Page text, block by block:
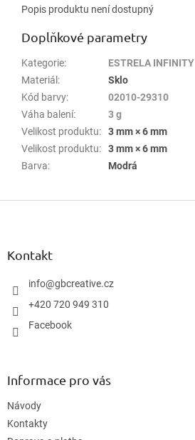
Popis produktu není dostupný
Doplňkové parametry
Kategorie:
ESTRELA INFINITY
Materiál :
Sklo
Kód barvy:
02010-29310
Váha balení:
3 g
Velikost produktu:
3 mm × 6 mm
Velikost produktu:
3 mm × 6 mm
Barva: Modrá
Z
Kontakt
info@gbcreative.cz
+420 720 949 310
Facebook
Informace pro vás
Návody
Kontakty